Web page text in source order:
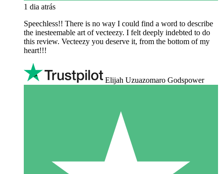
1 dia atrás
Speechless!! There is no way I could find a word to describe
the inesteemable art of vecteezy. I felt deeply indebted to do
this review. Vecteezy you deserve it, from the bottom of my
heart!!!
Elijah Uzuazomaro Godspower